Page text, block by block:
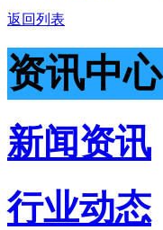
返回列表
资讯中心
新闻资讯
行业动态